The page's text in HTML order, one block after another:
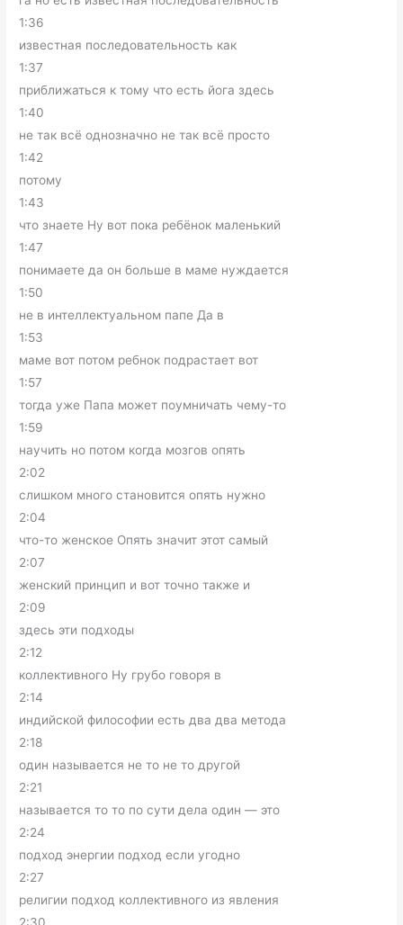
1:36
известная последовательность как
1:37
приближаться к тому что есть йога здесь
1:40
не так всё однозначно не так всё просто
1:42
потому
1:43
что знаете Ну вот пока ребёнок маленький
1:47
понимаете да он больше в маме нуждается
1:50
не в интеллектуальном папе Да в
1:53
маме вот потом ребнок подрастает вот
1:57
тогда уже Папа может поумничать чему-то
1:59
научить но потом когда мозгов опять
2:02
слишком много становится опять нужно
2:04
что-то женское Опять значит этот самый
2:07
женский принцип и вот точно также и
2:09
здесь эти подходы
2:12
коллективного Ну грубо говоря в
2:14
индийской философии есть два два метода
2:18
один называется не то не то другой
2:21
называется то то по сути дела один — это
2:24
подход энергии подход если угодно
2:27
религии подход коллективного из явления